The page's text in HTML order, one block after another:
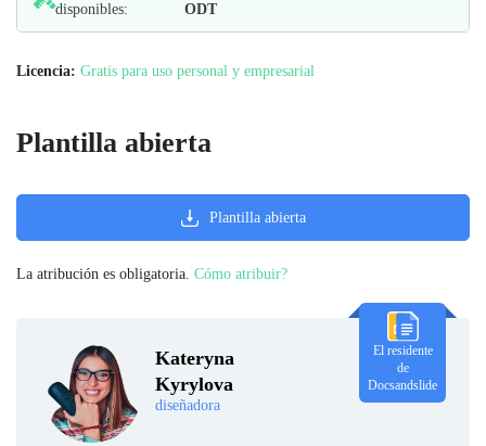
disponibles:
ODT
Licencia: Gratis para uso personal y empresarial
Kateryna
Kyrylova
diseñadora
El residente
de
Docsandslide
Plantilla abierta
Plantilla abierta
La atribución es obligatoria. Cómo atribuir?